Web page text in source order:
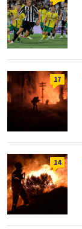
17
14